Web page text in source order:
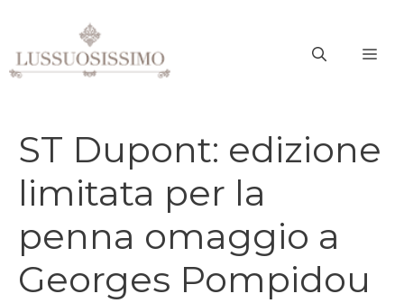
contenuto
ST Dupont: edizione
limitata per la
penna omaggio a
Georges Pompidou